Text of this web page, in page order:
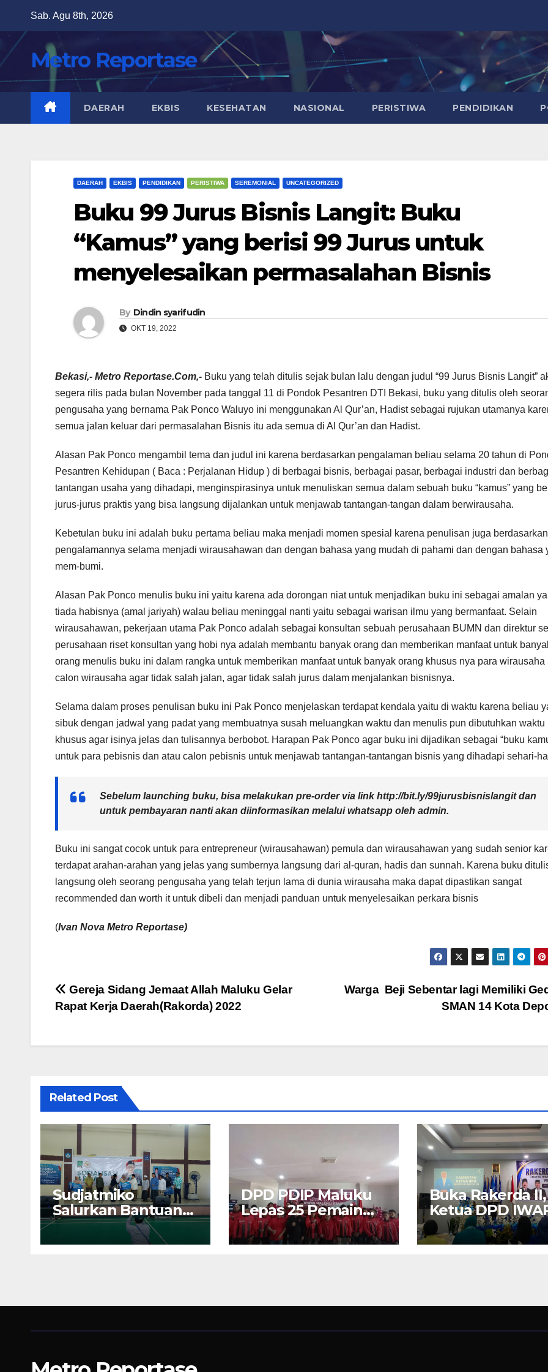
content
Sab. Agu 8th, 2026
Metro Reportase
DAERAH EKBIS KESEHATAN NASIONAL PERISTIWA PENDIDIKAN
DAERAH EKBIS PENDIDIKAN PERISTIWA SEREMONIAL UNCATEGORIZED
Buku 99 Jurus Bisnis Langit: Buku
“Kamus” yang berisi 99 Jurus untuk
menyelesaikan permasalahan Bisnis
By Dindin syarifudin
OKT 19, 2022
Bekasi,- Metro Reportase.Com,- Buku yang telah ditulis sejak bulan lalu dengan judul “99 Jurus Bisnis Langit”
segera rilis pada bulan November pada tanggal 11 di Pondok Pesantren DTI Bekasi, buku yang ditulis oleh
pengusaha yang bernama Pak Ponco Waluyo ini menggunakan Al Qur’an, Hadist sebagai rujukan utamanya
semua jalan keluar dari permasalahan Bisnis itu ada semua di Al Qur’an dan Hadist.
Alasan Pak Ponco mengambil tema dan judul ini karena berdasarkan pengalaman beliau selama 20 tahun di
Pesantren Kehidupan ( Baca : Perjalanan Hidup ) di berbagai bisnis, berbagai pasar, berbagai industri dan
tantangan usaha yang dihadapi, menginspirasinya untuk menuliskan semua dalam sebuah buku “kamus” yang
jurus-jurus praktis yang bisa langsung dijalankan untuk menjawab tantangan-tangan dalam berwirausaha.
Kebetulan buku ini adalah buku pertama beliau maka menjadi momen spesial karena penulisan juga berdasarkan
pengalamannya selama menjadi wirausahawan dan dengan bahasa yang mudah di pahami dan dengan bahasa
mem-bumi.
Alasan Pak Ponco menulis buku ini yaitu karena ada dorongan niat untuk menjadikan buku ini sebagai amalan
tiada habisnya (amal jariyah) walau beliau meninggal nanti yaitu sebagai warisan ilmu yang bermanfaat. Selain
wirausahawan, pekerjaan utama Pak Ponco adalah sebagai konsultan sebuah perusahaan BUMN dan direktur
perusahaan riset konsultan yang hobi nya adalah membantu banyak orang dan memberikan manfaat untuk
orang menulis buku ini dalam rangka untuk memberikan manfaat untuk banyak orang khusus nya para wirausaha
calon wirausaha agar tidak salah jalan, agar tidak salah jurus dalam menjalankan bisnisnya.
Selama dalam proses penulisan buku ini Pak Ponco menjelaskan terdapat kendala yaitu di waktu karena beliau
sibuk dengan jadwal yang padat yang membuatnya susah meluangkan waktu dan menulis pun dibutuhkan waktu
khusus agar isinya jelas dan tulisannya berbobot. Harapan Pak Ponco agar buku ini dijadikan sebagai “buku
untuk para pebisnis dan atau calon pebisnis untuk menjawab tantangan-tantangan bisnis yang dihadapi sehari-
Sebelum launching buku, bisa melakukan pre-order via link http://bit.ly/99jurusbisnislangit dan
untuk pembayaran nanti akan diinformasikan melalui whatsapp oleh admin.
Buku ini sangat cocok untuk para entrepreneur (wirausahawan) pemula dan wirausahawan yang sudah senior
terdapat arahan-arahan yang jelas yang sumbernya langsung dari al-quran, hadis dan sunnah. Karena buku
langsung oleh seorang pengusaha yang telah terjun lama di dunia wirausaha maka dapat dipastikan sangat
recommended dan worth it untuk dibeli dan menjadi panduan untuk menyelesaikan perkara bisnis
(Ivan Nova Metro Reportase)
Navigasi
pos
Warga Beji Sebentar lagi Memiliki
SMAN 14 Kota
Gereja Sidang Jemaat Allah Maluku Gelar
Rapat Kerja Daerah(Rakorda) 2022
Related Post
Sudjatmiko
Salurkan Bantuan
BSPS 250 Rumah
Direhap di Depok
DPD PDIP Maluku
Lepas 25 Pemain
U17 “Banteng
Maluku Raya” ke
Buka Rakerda II,
Ketua DPD
Maluku Nita Bin
Umar: